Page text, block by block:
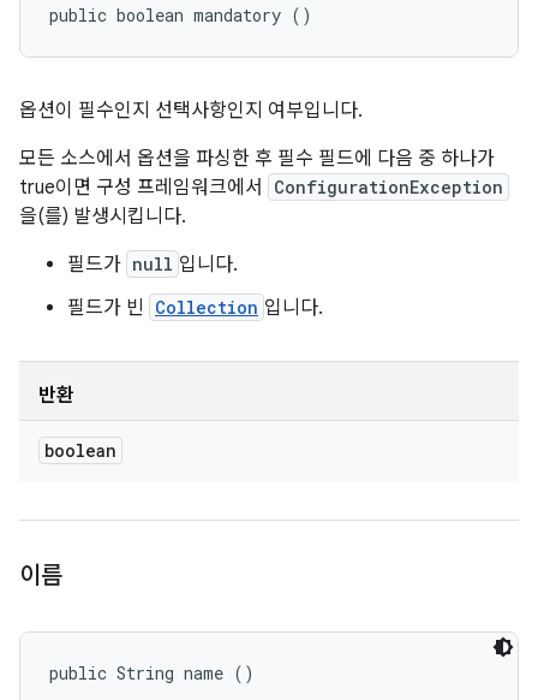
public boolean mandatory ()
옵션이 필수인지 선택사항인지 여부입니다.
모든 소스에서 옵션을 파싱한 후 필수 필드에 다음 중 하나가
true이면 구성 프레임워크에서
ConfigurationException
을(를) 발생시킵니다.
필드가 null 입니다.
필드가 빈
Collection 입니다.
반환
boolean
이름
public String name ()